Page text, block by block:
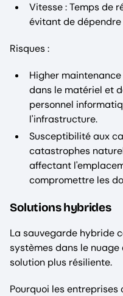
Vitesse : Temps de
évitant de
Risques :
Higher
dans le matériel et
personnel
l'infrastructure.
Susceptibilité aux
catastrophes
affectant
compromettre les
Solutions hybrides
La sauvegarde hybride
systèmes dans le
solution plus résiliente.
Pourquoi les